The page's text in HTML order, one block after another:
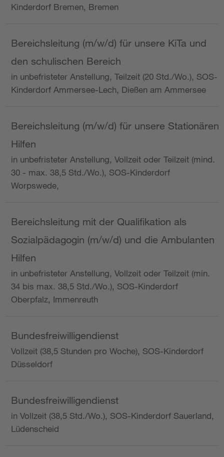
Kinderdorf Bremen, Bremen
Bereichsleitung (m/w/d) für unsere KiTa und
den schulischen Bereich
in unbefristeter Anstellung, Teilzeit (20 Std./Wo.), SOS-
Kinderdorf Ammersee-Lech, Dießen am Ammersee
Bereichsleitung (m/w/d) für unsere Stationären
Hilfen
in unbefristeter Anstellung, Vollzeit oder Teilzeit (mind.
30 - max. 38,5 Std./Wo.), SOS-Kinderdorf
Worpswede,
Bereichsleitung mit der Qualifikation als
Sozialpädagogin (m/w/d) und die Ambulanten
Hilfen
in unbefristeter Anstellung, Vollzeit oder Teilzeit (min.
34 bis max. 38,5 Std./Wo.), SOS-Kinderdorf
Oberpfalz, Immenreuth
Bundesfreiwilligendienst
Vollzeit (38,5 Stunden pro Woche), SOS-Kinderdorf
Düsseldorf
Bundesfreiwilligendienst
in Vollzeit (38,5 Std./Wo.), SOS-Kinderdorf Sauerland,
Lüdenscheid